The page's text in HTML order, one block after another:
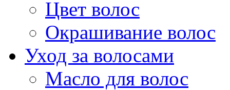
Цвет волос
Окрашивание волос
Уход за волосами
Масло для волос